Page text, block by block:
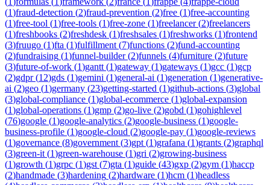
(1)fraud-detection (2)fraud-prevention (2)free (1)free-accounting
(1)free-tool (1)free-tools (1)free-zone (1)freelancer(2)freelancers
(1)freshbooks (2)freshdesk (1)freshsales (1)freshworks (1)frontend
(3)fruugo (1)fta (1)fulfillment (7)functions (2)fund-accounting
(2)fundraising (1)funnel-builder(2)funnels (4)furniture (2)future
(3)future-of-work (1)gantt (1)gateway (1)gateways (1)gcc (1)gcp
(2)gdpr(12)gds (1)gemini (1)general-ai (1)generation (1)generative-
ai (2)geo (1)germany (23)getting-started (1)github-actions (3)global
(3)global-compliance (1)global-ecommerce (1)global-expansion
(1)global-operations (1)gmp (2)go-live (2)gobd (1)gohighlevel
(76)google (1)google-analytics (2)google-business (1)google-
business-profile (1)google-cloud (2)google-pay (1)google-reviews
(1)governance (8)government (3)gpt (1)grafana (1)grants (2)graphql
(3)green-it (1)green-warehouse (1)gri (2)growing-business
(1)growth (1)grpc (1)gst (7)gta (1)guide (43)gxp (2)gym (1)haccp
(2)handmade (3)hardening (2)hardware (1)hcm (1)headless